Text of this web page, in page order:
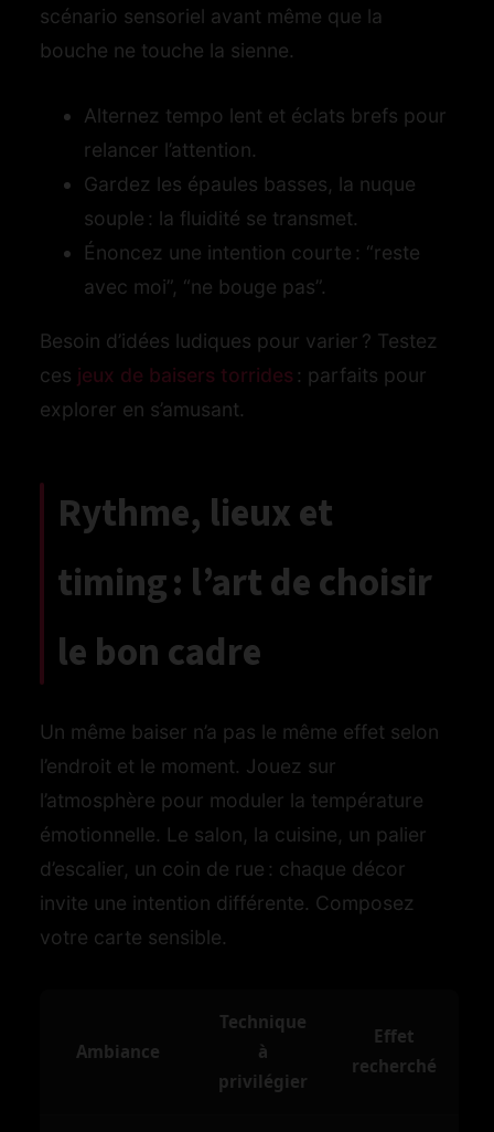
scénario sensoriel avant même que la
bouche ne touche la sienne.
Alternez tempo lent et éclats brefs pour
relancer l’attention.
Gardez les épaules basses, la nuque
souple : la fluidité se transmet.
Énoncez une intention courte : “reste
avec moi”, “ne bouge pas”.
Besoin d’idées ludiques pour varier ? Testez
ces jeux de baisers torrides : parfaits pour
explorer en s’amusant.
Rythme, lieux et
timing : l’art de choisir
le bon cadre
Un même baiser n’a pas le même effet selon
l’endroit et le moment. Jouez sur
l’atmosphère pour moduler la température
émotionnelle. Le salon, la cuisine, un palier
d’escalier, un coin de rue : chaque décor
invite une intention différente. Composez
votre carte sensible.
Ambiance
Technique
à
privilégier
Effet
recherché